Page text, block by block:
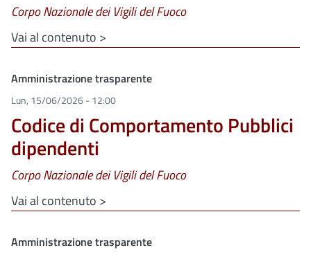
Corpo Nazionale dei Vigili del Fuoco
Vai al contenuto >
Clone di
Amministrazione trasparente
Lun, 15/06/2026 - 12:00
Codice di Comportamento Pubblici
dipendenti
Corpo Nazionale dei Vigili del Fuoco
Vai al contenuto >
Clone di
Amministrazione trasparente